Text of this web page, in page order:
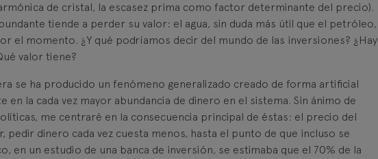
de cristal, la escasez prima como factor determinante del precio).
tiende a perder su valor: el agua, sin duda más útil que el petróleo,
el momento. ¿Y qué podríamos decir del mundo de las inversiones? ¿Hay
valor tiene?
se ha producido un fenómeno generalizado creado de forma artificial
la cada vez mayor abundancia de dinero en el sistema. Sin ánimo de
me centraré en la consecuencia principal de éstas: el precio del
pedir dinero cada vez cuesta menos, hasta el punto de que incluso se
en un estudio de una banca de inversión, se estimaba que el 70% de la